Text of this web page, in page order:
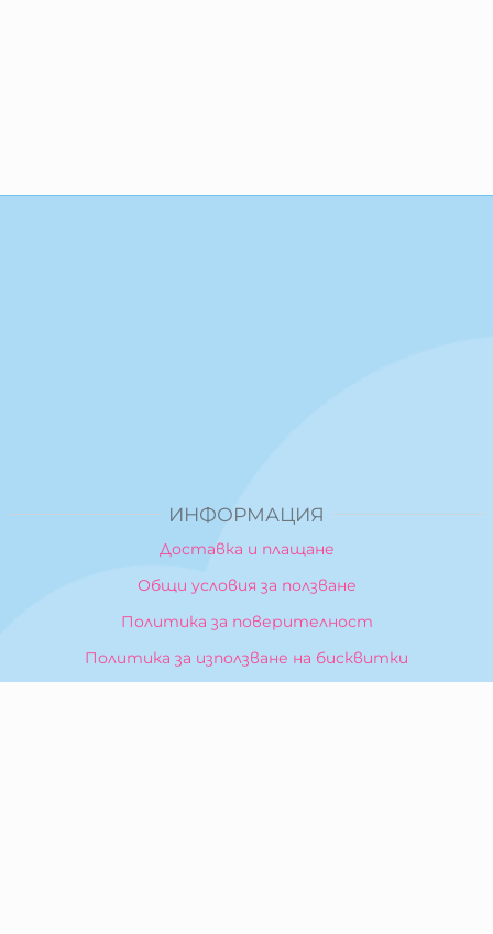
ИНФОРМАЦИЯ
Доставка и плащане
Общи условия за ползване
Политика за поверителност
Политика за използване на бисквитки